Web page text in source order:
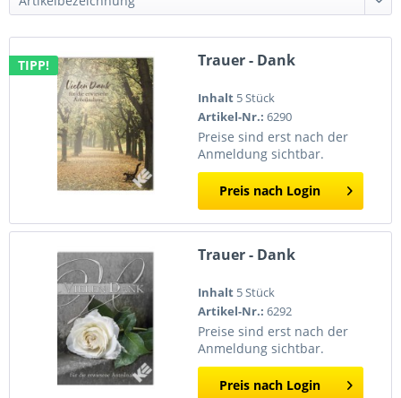
TIPP! Trauer - Dank
Inhalt 5 Stück
Artikel-Nr.: 6290
Preise sind erst nach der
Anmeldung sichtbar.
Preis nach Login
Trauer - Dank
Inhalt 5 Stück
Artikel-Nr.: 6292
Preise sind erst nach der
Anmeldung sichtbar.
Preis nach Login